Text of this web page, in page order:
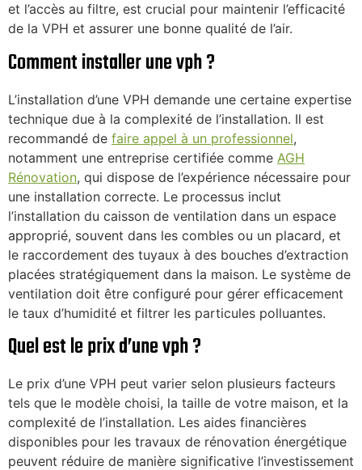
et l’accès au filtre, est crucial pour maintenir l’efficacité
de la VPH et assurer une bonne qualité de l’air.
Comment installer une vph ?
L’installation d’une VPH demande une certaine expertise
technique due à la complexité de l’installation. Il est
recommandé de faire appel à un professionnel,
notamment une entreprise certifiée comme AGH
Rénovation, qui dispose de l’expérience nécessaire pour
une installation correcte. Le processus inclut
l’installation du caisson de ventilation dans un espace
approprié, souvent dans les combles ou un placard, et
le raccordement des tuyaux à des bouches d’extraction
placées stratégiquement dans la maison. Le système de
ventilation doit être configuré pour gérer efficacement
le taux d’humidité et filtrer les particules polluantes.
Quel est le prix d’une vph ?
Le prix d’une VPH peut varier selon plusieurs facteurs
tels que le modèle choisi, la taille de votre maison, et la
complexité de l’installation. Les aides financières
disponibles pour les travaux de rénovation énergétique
peuvent réduire de manière significative l’investissement